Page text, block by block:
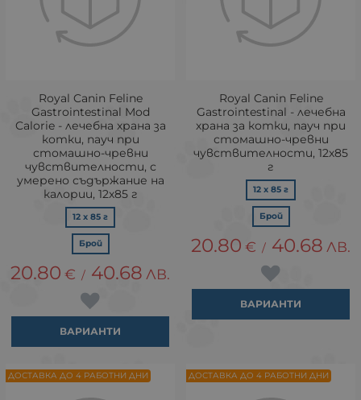
Royal Canin Feline
Gastrointestinal Mod
Calorie - лечебна храна за
котки, пауч при
стомашно-чревни
чувствителности, с
умерено съдържание на
калории, 12х85 г
12 x 85 г
Брой
20.80 € / 40.68 ЛВ.
ВАРИАНТИ
Royal Canin Feline
Gastrointestinal - лечебна
храна за котки, пауч при
стомашно-чревни
чувствителности, 12х85
г
12 x 85 г
Брой
20.80 € / 40.68 ЛВ.
ВАРИАНТИ
ДОСТАВКА ДО 4 РАБОТНИ ДНИ ДОСТАВКА ДО 4 РАБОТНИ ДНИ